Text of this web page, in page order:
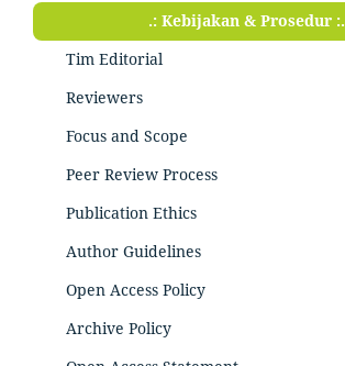
.: Kebijakan & Prosedur :.
Tim Editorial
Reviewers
Focus and Scope
Peer Review Process
Publication Ethics
Author Guidelines
Open Access Policy
Archive Policy